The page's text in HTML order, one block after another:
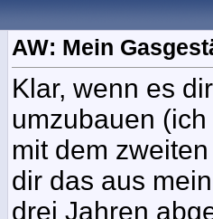
AW: Mein
Klar, wenn es
umzubauen
mit dem
dir das aus
drei Jahren